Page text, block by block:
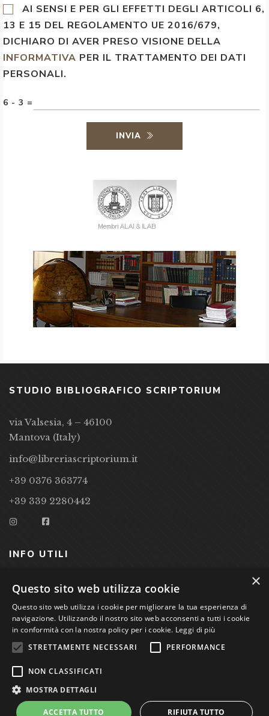
AI SENSI E PER GLI EFFETTI DEGLI ARTICOLI 6,
13 E 15 DEL REGOLAMENTO UE 2016/679,
DICHIARO DI AVER PRESO VISIONE DELLA
INFORMATIVA PER IL TRATTAMENTO DEI DATI
PERSONALI.
6 - 3 =
INVIA
STUDIO BIBLIOGRAFICO SCRIPTORIUM
via Valsesia, 4 – 46100
Mantova (Italy)
info@libreriascriptorium.it
+39 0376 363774
+39 339 2280442
INFO UTILI
CONDIZIONI DI VENDITA
PRIVACY POLICY
COOKIE POLICY
Studio Bibliografico Scriptorium Dott.ssa Sara Bassi VAT
nr. 01744000207
×
Questo sito web utilizza cookie
Questo sito web utilizza i cookie per migliorare la tua esperienza di
navigazione. Utilizzando il nostro sito web acconsenti a tutti i cookie
in conformità con la nostra policy per i cookie. Leggi di più
STRETTAMENTE NECESSARI
PERFORMANCE
NON CLASSIFICATI
MOSTRA DETTAGLI
ACCETTA TUTTO RIFIUTA TUTTO